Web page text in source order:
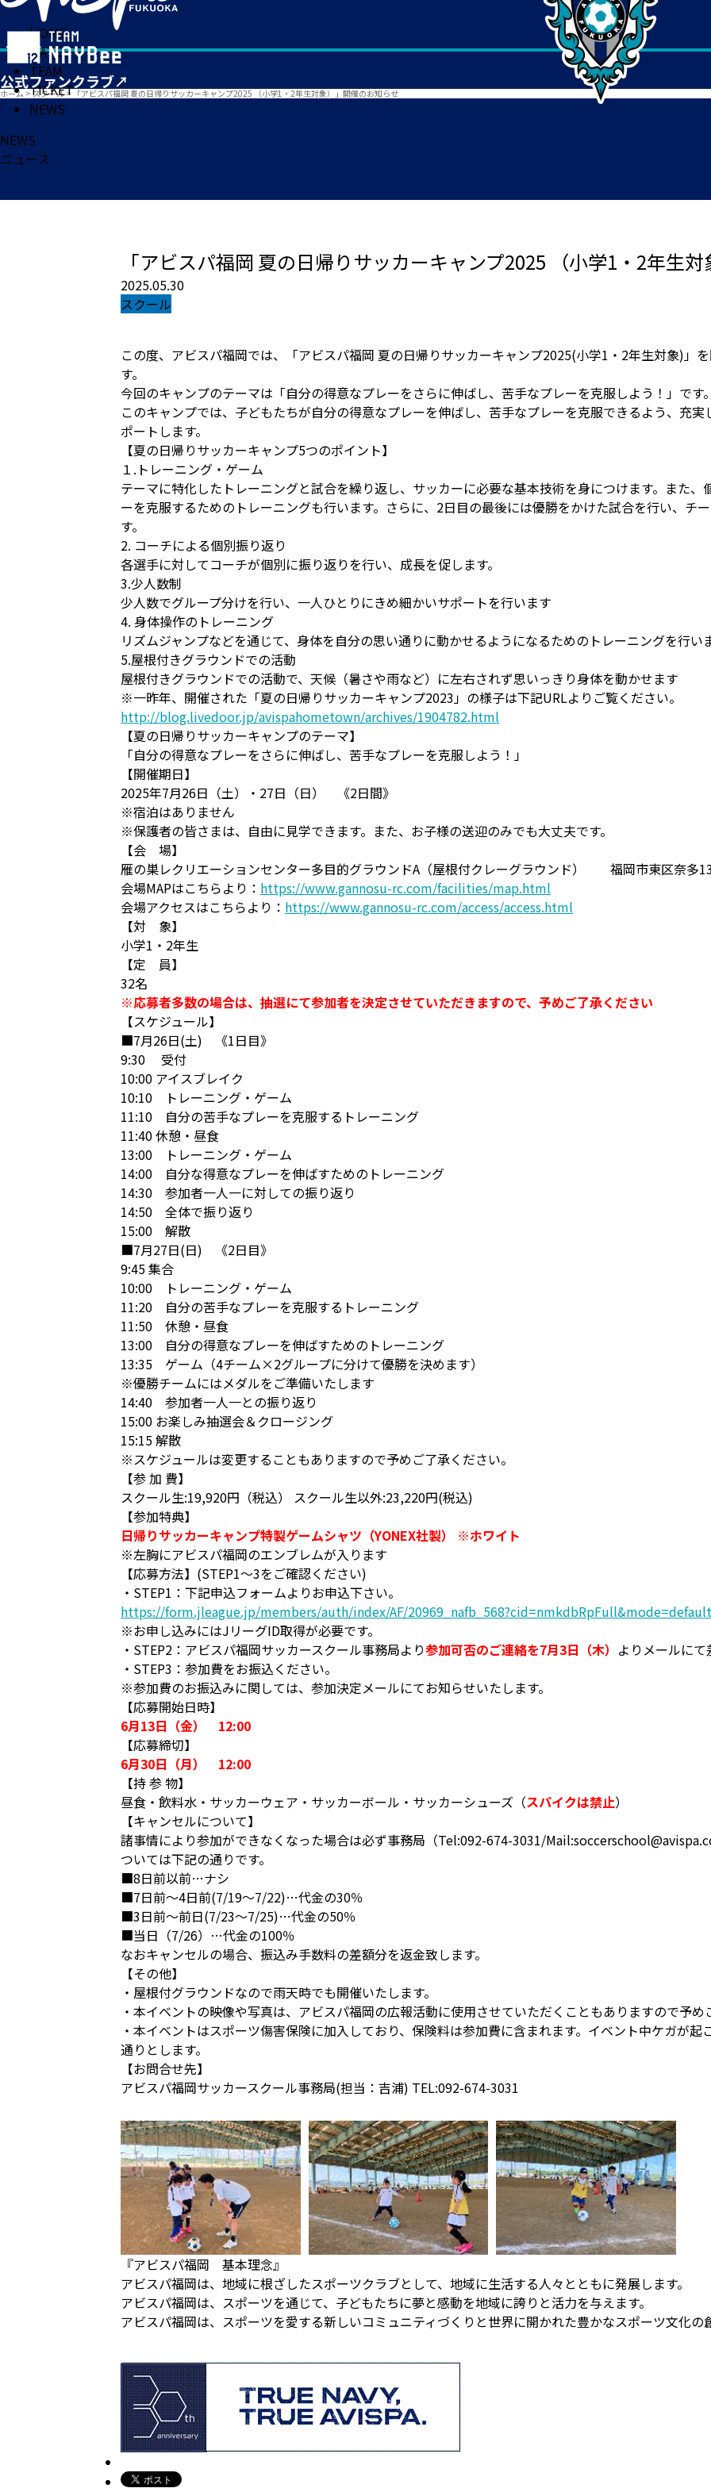
HOME
MATCH
TEAM
TICKET
NEWS
ホーム > スクール> 「アビスパ福岡 夏の日帰りサッカーキャンプ2025 （小学1・2年生対象）」開催のお知らせ
NEWS
ニュース
「アビスパ福岡 夏の日帰りサッカーキャンプ2025 （小学1・2年生
2025.05.30
スクール
この度、アビスパ福岡では、「アビスパ福岡 夏の日帰りサッカーキャンプ2025(小学1・2年生対象)」
す。
今回のキャンプのテーマは「自分の得意なプレーをさらに伸ばし、苦手なプレーを克服しよう！」です
このキャンプでは、子どもたちが自分の得意なプレーを伸ばし、苦手なプレーを克服できるよう、充
ポートします。
【夏の日帰りサッカーキャンプ5つのポイント】
１.トレーニング・ゲーム
テーマに特化したトレーニングと試合を繰り返し、サッカーに必要な基本技術を身につけます。また
ーを克服するためのトレーニングも行います。さらに、2日目の最後には優勝をかけた試合を行い、チ
す。
2. コーチによる個別振り返り
各選手に対してコーチが個別に振り返りを行い、成長を促します。
3.少人数制
少人数でグループ分けを行い、一人ひとりにきめ細かいサポートを行います
4. 身体操作のトレーニング
リズムジャンプなどを通じて、身体を自分の思い通りに動かせるようになるためのトレーニングを行い
5.屋根付きグラウンドでの活動
屋根付きグラウンドでの活動で、天候（暑さや雨など）に左右されず思いっきり身体を動かせます
※一昨年、開催された「夏の日帰りサッカーキャンプ2023」の様子は下記URLよりご覧ください。
http://blog.livedoor.jp/avispahometown/archives/1904782.html
【夏の日帰りサッカーキャンプのテーマ】
「自分の得意なプレーをさらに伸ばし、苦手なプレーを克服しよう！」
【開催期日】
2025年7月26日（土）・27日（日） 《2日間》
※宿泊はありません
※保護者の皆さまは、自由に見学できます。また、お子様の送迎のみでも大丈夫です。
【会 場】
雁の巣レクリエーションセンター多目的グラウンドA（屋根付クレーグラウンド） 福岡市東区奈多
会場MAPはこちらより： https://www.gannosu-rc.com/facilities/map.html
会場アクセスはこちらより： https://www.gannosu-rc.com/access/access.html
【対 象】
小学1・2年生
【定 員】
32名
※応募者多数の場合は、抽選にて参加者を決定させていただきますので、予めご了承ください
【スケジュール】
■7月26日(土) 《1日目》
9:30 受付
10:00 アイスブレイク
10:10 トレーニング・ゲーム
11:10 自分の苦手なプレーを克服するトレーニング
11:40 休憩・昼食
13:00 トレーニング・ゲーム
14:00 自分な得意なプレーを伸ばすためのトレーニング
14:30 参加者一人一に対しての振り返り
14:50 全体で振り返り
15:00 解散
■7月27日(日) 《2日目》
9:45 集合
10:00 トレーニング・ゲーム
11:20 自分の苦手なプレーを克服するトレーニング
11:50 休憩・昼食
13:00 自分の得意なプレーを伸ばすためのトレーニング
13:35 ゲーム（4チーム×2グループに分けて優勝を決めます）
※優勝チームにはメダルをご準備いたします
14:40 参加者一人一との振り返り
15:00 お楽しみ抽選会＆クロージング
15:15 解散
※スケジュールは変更することもありますので予めご了承ください。
【参 加 費】
スクール生:19,920円（税込） スクール生以外:23,220円(税込)
【参加特典】
日帰りサッカーキャンプ特製ゲームシャツ（YONEX社製） ※ホワイト
※左胸にアビスパ福岡のエンブレムが入ります
【応募方法】(STEP1～3をご確認ください)
・STEP1：下記申込フォームよりお申込下さい。
https://form.jleague.jp/members/auth/index/AF/
※お申し込みにはJリーグID取得が必要です。
・STEP2：アビスパ福岡サッカースクール事務局より参加可否のご連絡を7月3日（木） よりメールに
・STEP3：参加費をお振込ください。
※参加費のお振込みに関しては、参加決定メールにてお知らせいたします。
【応募開始日時】
6月13日（金） 12:00
【応募締切】
6月30日（月） 12:00
【持 参 物】
昼食・飲料水・サッカーウェア・サッカーボール・サッカーシューズ（スパイクは禁止）
【キャンセルについて】
諸事情により参加ができなくなった場合は必ず事務局（Tel:092-674-3031/
ついては下記の通りです。
■8日前以前…ナシ
■7日前～4日前(7/19～7/22)…代金の30％
■3日前～前日(7/23～7/25)…代金の50％
■当日（7/26）…代金の100％
なおキャンセルの場合、振込み手数料の差額分を返金致します。
【その他】
・屋根付グラウンドなので雨天時でも開催いたします。
・本イベントの映像や写真は、アビスパ福岡の広報活動に使用させていただくこともありますので予め
・本イベントはスポーツ傷害保険に加入しており、保険料は参加費に含まれます。イベント中ケガが
通りとします。
【お問合せ先】
アビスパ福岡サッカースクール事務局(担当：吉浦) TEL:092-674-3031
『アビスパ福岡 基本理念』
アビスパ福岡は、地域に根ざしたスポーツクラブとして、地域に生活する人々とともに発展します。
アビスパ福岡は、スポーツを通じて、子どもたちに夢と感動を地域に誇りと活力を与えます。
アビスパ福岡は、スポーツを愛する新しいコミュニティづくりと世界に開かれた豊かなスポーツ文化の